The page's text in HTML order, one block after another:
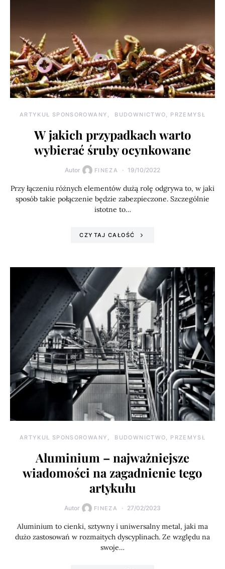
ARTYKUŁ SPONSOROWANY BUDOWNICTWO, PRZEMYSŁ
W jakich przypadkach warto
wybierać śruby ocynkowane
Autor FINEZA 19/10/2022
Przy łączeniu różnych elementów dużą rolę odgrywa to, w jaki
sposób takie połączenie będzie zabezpieczone. Szczególnie
istotne to…
CZYTAJ CAŁOŚĆ
ARTYKUŁ SPONSOROWANY BUDOWNICTWO, PRZEMYSŁ
Aluminium – najważniejsze
wiadomości na zagadnienie tego
artykułu
Autor FINEZA 27/02/2023
Aluminium to cienki, sztywny i uniwersalny metal, jaki ma
dużo zastosowań w rozmaitych dyscyplinach. Ze względu na
swoje…